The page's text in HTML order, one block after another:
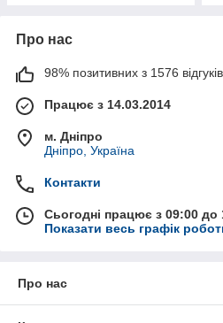
Про нас
98% позитивних з 1576
Працює з 14.03.2014
м. Дніпро
Дніпро, Україна
Контакти
Сьогодні працює з 09:00 до
Показати весь графік
Про нас